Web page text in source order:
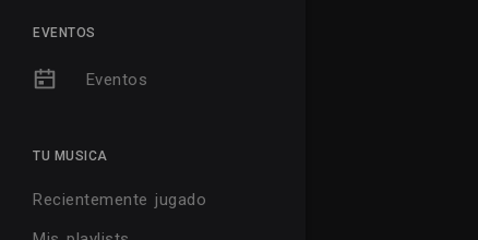
EVENTOS
Eventos
TU MUSICA
Recientemente jugado